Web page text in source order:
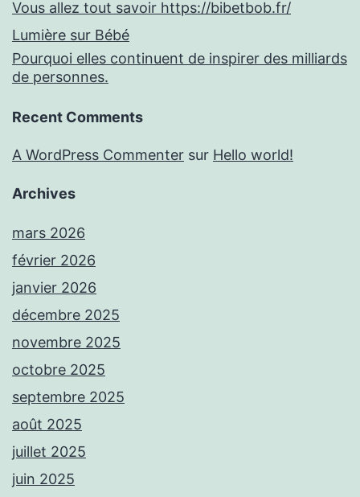
Vous allez tout savoir https://bibetbob.fr/
Lumière sur Bébé
Pourquoi elles continuent de inspirer des milliards
de personnes.
Recent Comments
A WordPress Commenter sur Hello world!
Archives
mars 2026
février 2026
janvier 2026
décembre 2025
novembre 2025
octobre 2025
septembre 2025
août 2025
juillet 2025
juin 2025